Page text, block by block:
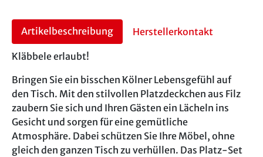
Artikelbeschreibung Herstellerkontakt
Kläbbele erlaubt!
Bringen Sie ein bisschen Kölner Lebensgefühl auf
den Tisch. Mit den stilvollen Platzdeckchen aus Filz
zaubern Sie sich und Ihren Gästen ein Lächeln ins
Gesicht und sorgen für eine gemütliche
Atmosphäre. Dabei schützen Sie Ihre Möbel, ohne
gleich den ganzen Tisch zu verhüllen. Das Platz-Set